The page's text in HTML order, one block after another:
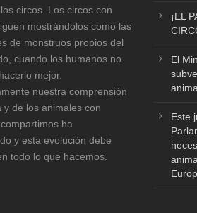
circos. Los circos con
mostrándolos como las
de monstruos propios del
cuando los humanos no
mejor.
nuestra comprensión
y de los animales con
ha
y esta evolución debe
todo lo que hacemos.
¡EL
El
Este